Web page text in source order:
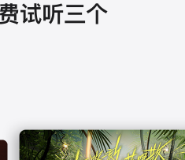
试听三个